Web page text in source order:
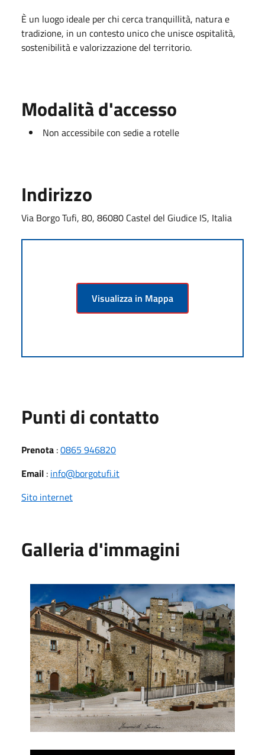
È un luogo ideale per chi cerca tranquillità, natura e
tradizione, in un contesto unico che unisce ospitalità,
sostenibilità e valorizzazione del territorio.
Modalità d'accesso
Non accessibile con sedie a rotelle
Indirizzo
Via Borgo Tufi, 80, 86080 Castel del Giudice IS, Italia
Visualizza in Mappa
Punti di contatto
Prenota :0865 946820
Email : info@borgotufi.it
Sito internet
Galleria d'immagini